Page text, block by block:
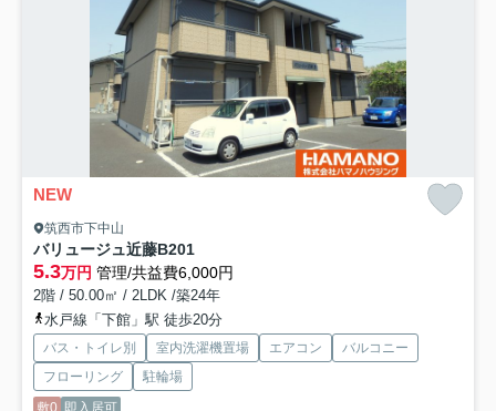
NEW
筑西市下中山
バリュージュ近藤B201
5.3万円 管理/共益費6,000円
2階 / 50.00㎡ / 2LDK /築24年
水戸線「下館」駅 徒歩20分
バス・トイレ別 室内洗濯機置場 エアコン
バルコニー
フローリング
駐輪場
敷0 即入居可